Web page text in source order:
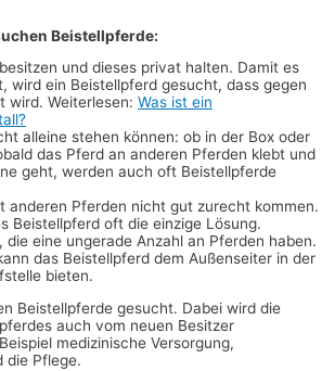
Beistellpferde:
und dieses privat halten. Damit es
wird ein Beistellpferd gesucht, dass gegen
wird. Weiterlesen: Was ist ein
alleine stehen können: ob in der Box oder
das Pferd an anderen Pferden klebt und
geht, werden auch oft Beistellpferde
anderen Pferden nicht gut zurecht kommen.
Beistellpferd oft die einzige Lösung.
die eine ungerade Anzahl an Pferden haben.
das Beistellpferd dem Außenseiter in der
bieten.
Beistellpferde gesucht. Dabei wird die
auch vom neuen Besitzer
medizinische Versorgung,
die Pflege.